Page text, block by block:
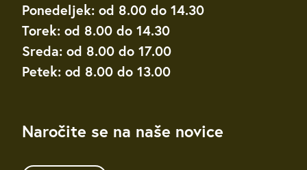
Ponedeljek: od 8.00 do 14.30
Torek: od 8.00 do 14.30
Sreda: od 8.00 do 17.00
Petek: od 8.00 do 13.00
Naročite se na naše novice